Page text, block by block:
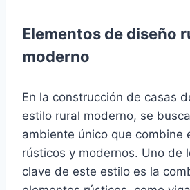
Elementos de diseño
moderno
En la construcción de casas
estilo rural moderno, se
ambiente único que combine
rústicos y modernos. Uno de
clave de este estilo es la